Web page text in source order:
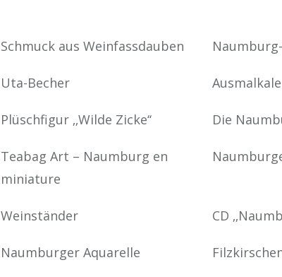
Schmuck aus Weinfassdauben
Uta-Becher
Plüschfigur ‚‚Wilde Zicke‘‘ Die
Teabag Art – Naumburg en
miniature
Weinständer CD
Naumburger Aquarelle